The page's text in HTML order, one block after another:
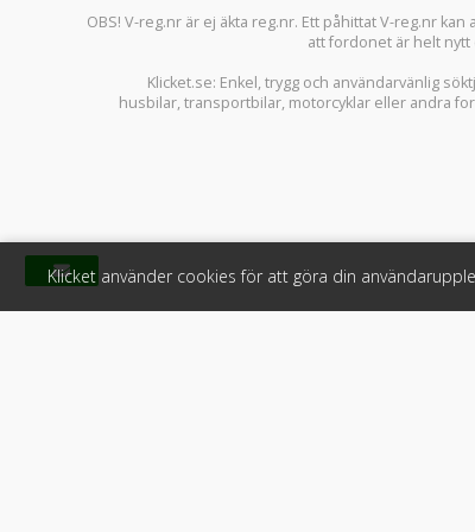
OBS! V-reg.nr är ej äkta reg.nr. Ett påhittat V-reg.nr
att fordonet är helt
Klicket.se: Enkel, trygg och användarvänlig
husbilar,transportbilar, motorcyklar eller andra
Klicket använder cookies för att göra din